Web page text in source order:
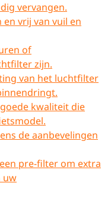
vervangen.
vrij van vuil en
of
zijn.
van het luchtfilter
kwaliteit die
de aanbevelingen
pre-filter om extra
uw